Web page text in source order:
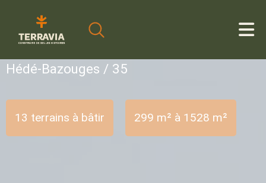
Hédé-Bazouges / 35
13 terrains à bâtir 299 m² à 1528 m²